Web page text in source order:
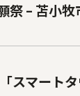
祭 – 苫小
スマート